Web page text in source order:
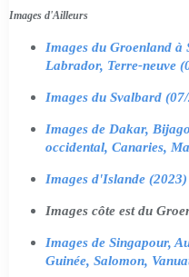
Images d'Ailleurs
Images du Groenland à
Labrador, Terre-neuve
Images du Svalbard
Images de Dakar,
occidental, Canaries,
Images d'Islande (2023)
Images côte est du
Images de Singapour,
Guinée, Salomon,